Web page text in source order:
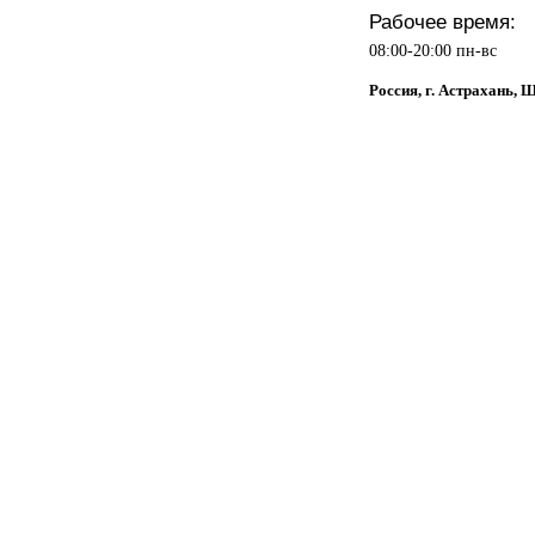
Рабочее время:
08:00-20:00 пн-вс
Россия, г. Астрахань,